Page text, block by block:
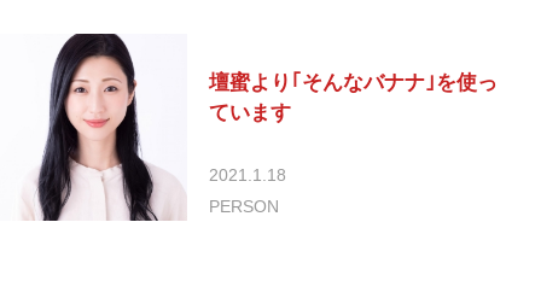
壇蜜より｢そんなバナナ｣を使っ
ています
2021.1.18
PERSON